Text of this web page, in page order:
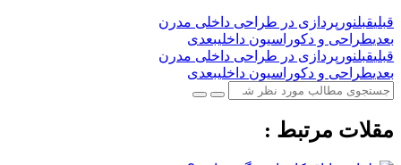
قبلیقبلنورپردازی در طراحی داخلی مدرن
بعدیطراحی و دکوراسیون داخلیبعدی
قبلیقبلنورپردازی در طراحی داخلی مدرن
بعدیطراحی و دکوراسیون داخلیبعدی
مقلات مرتبط :